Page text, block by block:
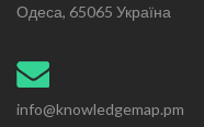
Одеса, 65065 Україна
info@knowledgemap.pm